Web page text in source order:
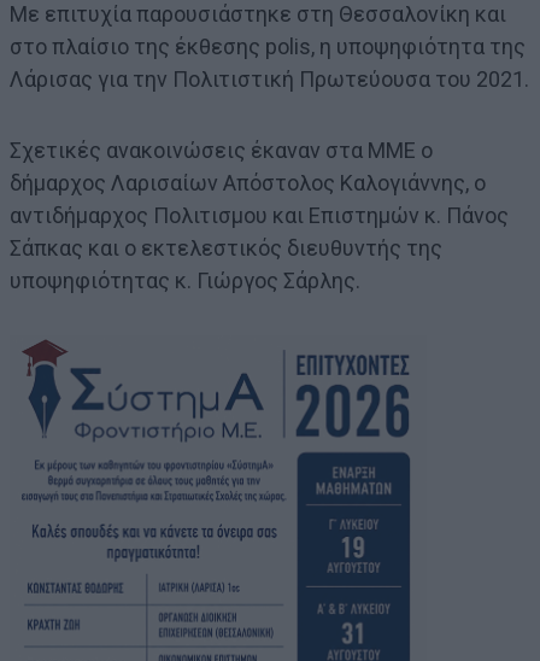
Με επιτυχία παρουσιάστηκε στη Θεσσαλονίκη και
στο πλαίσιο της έκθεσης polis, η υποψηφιότητα της
Λάρισας για την Πολιτιστική Πρωτεύουσα του 2021.
Σχετικές ανακοινώσεις έκαναν στα ΜΜΕ ο
δήμαρχος Λαρισαίων Απόστολος Καλογιάννης, ο
αντιδήμαρχος Πολιτισμου και Επιστημών κ. Πάνος
Σάπκας και ο εκτελεστικός διευθυντής της
υποψηφιότητας κ. Γιώργος Σάρλης.